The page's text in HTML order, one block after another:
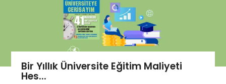
Bir Yıllık Üniversite Eğitim Maliyeti
Hes...